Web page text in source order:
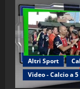
Altri Sport
Video - Calcio a 5